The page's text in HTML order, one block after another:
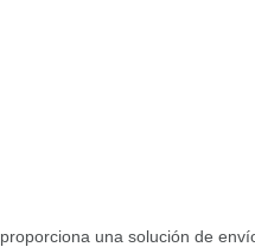
proporciona una solución de